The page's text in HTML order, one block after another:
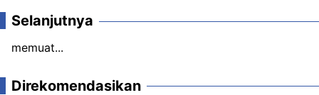
Selanjutnya
memuat...
Direkomendasikan